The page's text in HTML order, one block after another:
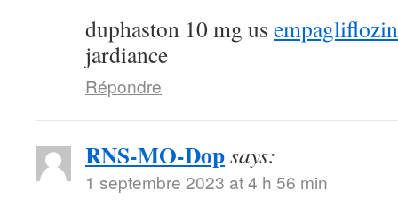
duphaston 10 mg us
jardiance
Répondre
RNS-MO-Dopsays:
1 septembre 2023 at 4 h 56 min